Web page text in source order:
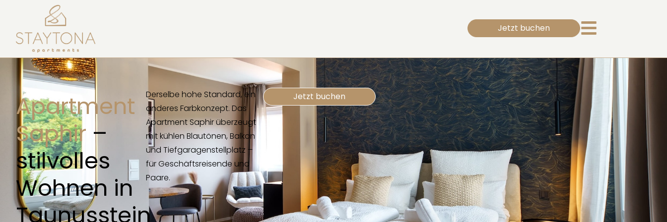
Jetzt buchen
Apartment
Saphir –
stilvolles
Wohnen in
Taunusstein
Derselbe hohe Standard, ein
anderes Farbkonzept. Das
Apartment Saphir überzeugt
mit kühlen Blautönen, Balkon
und Tiefgaragenstellplatz –
für Geschäftsreisende und
Paare.
Jetzt buchen